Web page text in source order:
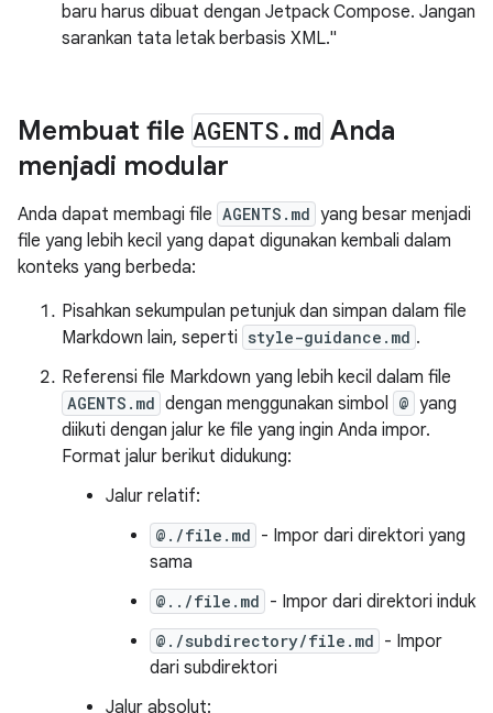
baru harus dibuat dengan Jetpack Compose. Jangan
sarankan tata letak berbasis XML."
Membuat file AGENTS. md Anda
menjadi modular
Anda dapat membagi file AGENTS.md yang besar menjadi
file yang lebih kecil yang dapat digunakan kembali dalam
konteks yang berbeda:
Pisahkan sekumpulan petunjuk dan simpan dalam file
Markdown lain, seperti style-guidance.md .
Referensi file Markdown yang lebih kecil dalam file
AGENTS.md dengan menggunakan simbol @ yang
diikuti dengan jalur ke file yang ingin Anda impor.
Format jalur berikut didukung:
Jalur relatif:
@./file.md - Impor dari direktori yang
sama
@../file.md - Impor dari direktori induk
@./subdirectory/file.md - Impor
dari subdirektori
Jalur absolut: